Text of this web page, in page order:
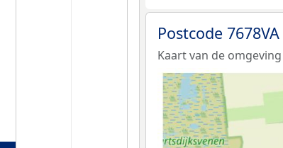
Postcode
Kaart van de